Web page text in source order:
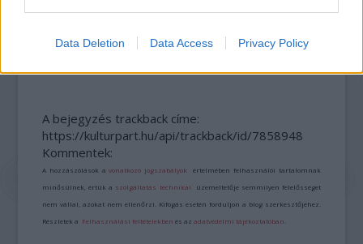
Data Deletion Data Access Privacy Policy
LÉTEZIK GYÓGYÍTÓ MÚZEUM?!
A bejegyzés trackback címe:
https://kulturpart.hu/api/trackback/id/7858948
Kommentek:
A hozzászólások avonatkozó jogszabályok értelmében felhasználói tartalomnak
minősülnek, értük a szolgáltatás technikai üzemeltetője semmilyen felelősséget
nem vállal, azokat nem ellenőrzi. Kifogás esetén forduljon a blog szerkesztőjéhez.
Részletek a Felhasználási feltételekben és azadatvédelmi tájékoztatóban